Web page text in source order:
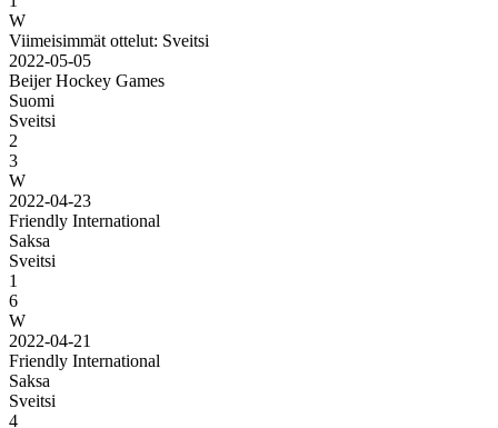
W
Viimeisimmät ottelut: Sveitsi
2022-05-05
Beijer Hockey Games
Suomi
Sveitsi
2
3
W
2022-04-23
Friendly International
Saksa
Sveitsi
1
6
W
2022-04-21
Friendly International
Saksa
Sveitsi
4